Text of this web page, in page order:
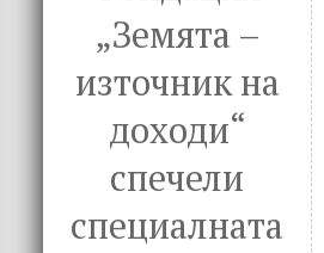
„Земята –
източник на
доходи“
спечели
специалната